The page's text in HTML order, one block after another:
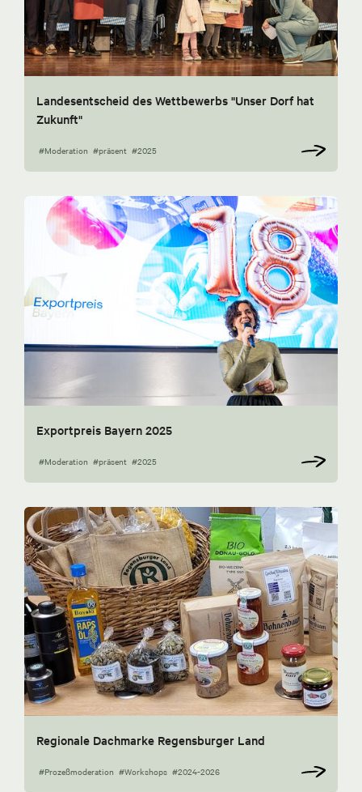
Landesentscheid des Wettbewerbs "Unser Dorf hat
Zukunft"
#Moderation #präsent #2025
Exportpreis Bayern 2025
#Moderation #präsent #2025
Regionale Dachmarke Regensburger Land
#Prozeßmoderation #Workshops #2024-2026